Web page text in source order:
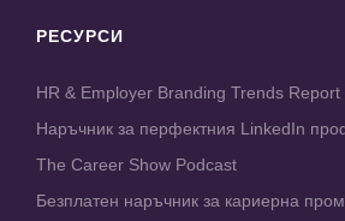
РЕСУРСИ
HR & Employer Branding Trends Report
Наръчник за перфектния LinkedIn
The Career Show Podcast
Безплатен наръчник за кариерна